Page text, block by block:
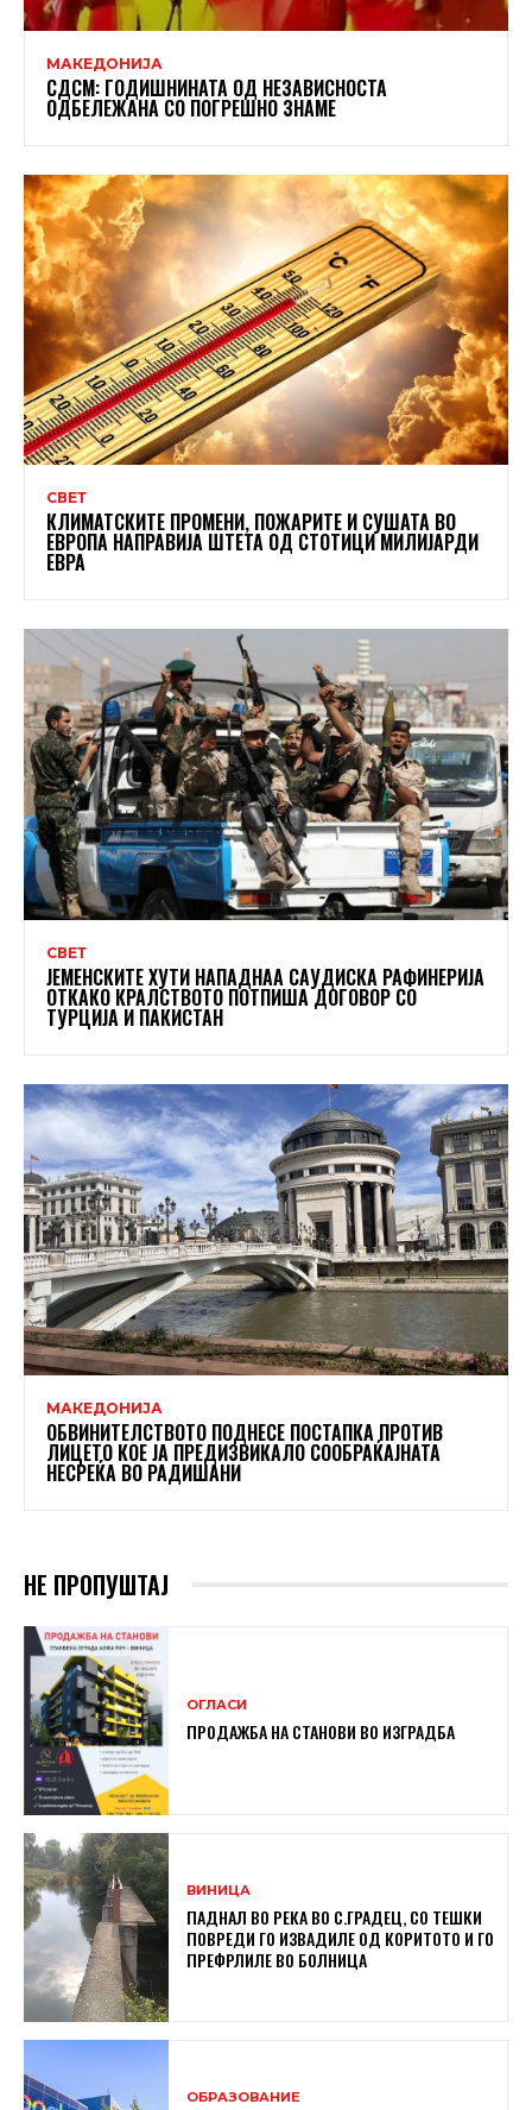
МАКЕДОНИЈА
СДСМ: ГОДИШНИНАТА ОД НЕЗАВИСНОСТА
ОДБЕЛЕЖАНА СО ПОГРЕШНО ЗНАМЕ
СВЕТ
КЛИМАТСКИТЕ ПРОМЕНИ, ПОЖАРИТЕ И СУШАТА ВО
ЕВРОПА НАПРАВИЈА ШТЕТА ОД СТОТИЦИ МИЛИЈАРДИ
ЕВРА
СВЕТ
ЈЕМЕНСКИТЕ ХУТИ НАПАДНАА САУДИСКА РАФИНЕРИЈА
ОТКАКО КРАЛСТВОТО ПОТПИША ДОГОВОР СО
ТУРЦИЈА И ПАКИСТАН
МАКЕДОНИЈА
ОБВИНИТЕЛСТВОТО ПОДНЕСЕ ПОСТАПКА ПРОТИВ
ЛИЦЕТО КОЕ ЈА ПРЕДИЗВИКАЛО СООБРАЌАЈНАТА
НЕСРЕЌА ВО РАДИШАНИ
НЕ ПРОПУШТАЈ
ОГЛАСИ
ПРОДАЖБА НА СТАНОВИ ВО ИЗГРАДБА
ВИНИЦА
ПАДНАЛ ВО РЕКА ВО С.ГРАДЕЦ, СО ТЕШКИ
ПОВРЕДИ ГО ИЗВАДИЛЕ ОД КОРИТОТО И ГО
ПРЕФРЛИЛЕ ВО БОЛНИЦА
ОБРАЗОВАНИЕ